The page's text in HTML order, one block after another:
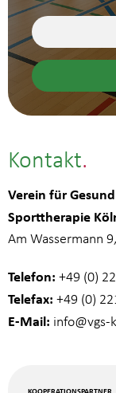
Kontakt
Verein für
Sporttherapie
Am Wassermann
Telefon: +49 (0)
Telefax: +49 (0)
E-Mail: info@vgs-
KOOPERATIONSPARTNER